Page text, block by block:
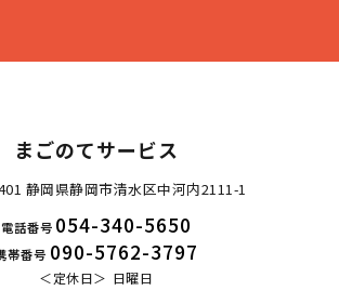
まごのてサービス
静岡県静岡市清水区中河内2111-1
電話番号 054-340-5650
帯番号 090-5762-3797
定休日 日曜日